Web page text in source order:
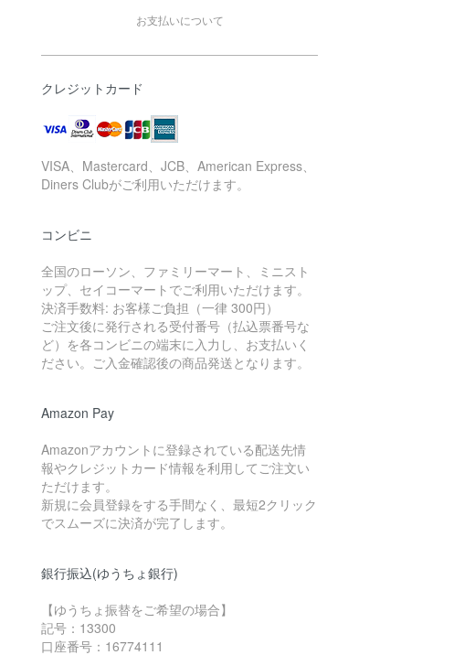
お支払いについて
クレジットカード
VISA、Mastercard、JCB、American Express、
Diners Clubがご利用いただけます。
コンビニ
全国のローソン、ファミリーマート、ミニスト
ップ、セイコーマートでご利用いただけます。
決済手数料: お客様ご負担（一律 300円）
ご注文後に発行される受付番号（払込票番号な
ど）を各コンビニの端末に入力し、お支払いく
ださい。ご入金確認後の商品発送となります。
Amazon Pay
Amazonアカウントに登録されている配送先情
報やクレジットカード情報を利用してご注文い
ただけます。
新規に会員登録をする手間なく、最短2クリック
でスムーズに決済が完了します。
銀行振込(ゆうちょ銀行)
【ゆうちょ振替をご希望の場合】
記号：13300
口座番号：16774111